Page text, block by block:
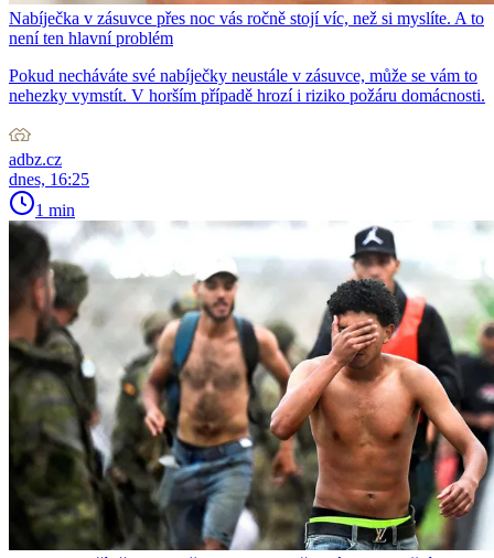
Nabíječka v zásuvce přes noc vás ročně stojí víc, než si myslíte. A to
není ten hlavní problém
Pokud necháváte své nabíječky neustále v zásuvce, může se vám to
nehezky vymstít. V horším případě hrozí i riziko požáru domácnosti.
adbz.cz
dnes, 16:25
1 min